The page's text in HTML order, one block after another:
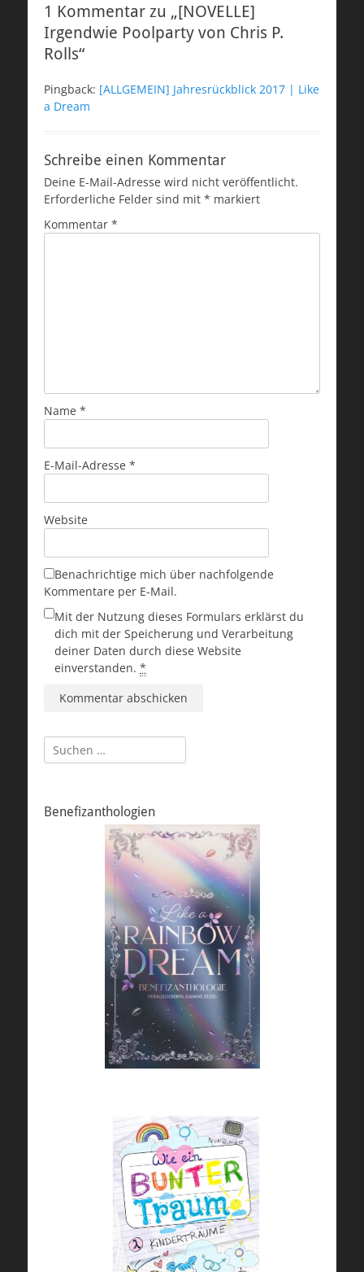
1 Kommentar zu „[NOVELLE]
Irgendwie Poolparty von Chris P.
Rolls“
Pingback: [ALLGEMEIN] Jahresrückblick 2017 | Like
a Dream
Schreibe einen Kommentar
Deine E-Mail-Adresse wird nicht veröffentlicht.
Erforderliche Felder sind mit * markiert
Kommentar *
Name *
E-Mail-Adresse *
Website
Benachrichtige mich über nachfolgende
Kommentare per E-Mail.
Mit der Nutzung dieses Formulars erklärst du
dich mit der Speicherung und Verarbeitung
deiner Daten durch diese Website
einverstanden. *
Suchen
nach:
Benefizanthologien